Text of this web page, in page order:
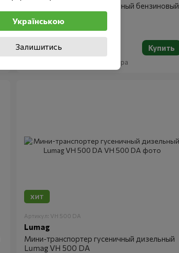
Мини-транспортер гусеничный бензиновый
Lumag MD 500HPROHT-S
228 690 грн Купить
Наличие уточняйте у менеджера
ХИТ
Артикул: VH 500 DA
Lumag
Мини-транспортер гусеничный дизельный
Lumag VH 500 DA
Українською
Залишитись